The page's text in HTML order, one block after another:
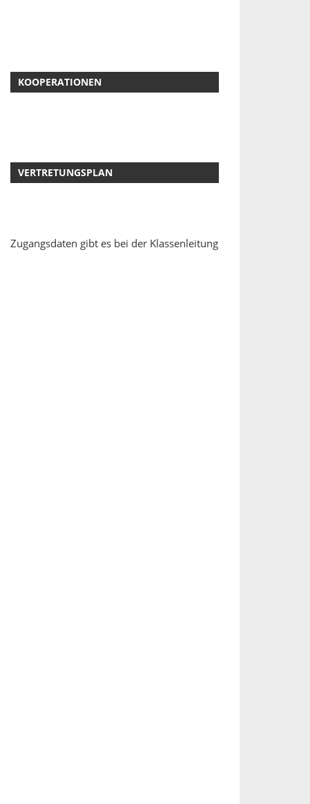
KOOPERATIONEN
VERTRETUNGSPLAN
Zugangsdaten gibt es bei der Klassenleitung